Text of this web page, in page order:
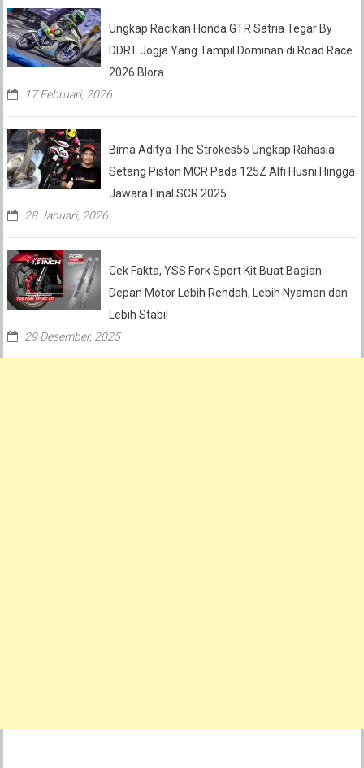
Ungkap Racikan Honda GTR Satria Tegar By
DDRT Jogja Yang Tampil Dominan di Road Race
2026 Blora
17 Februari, 2026
Bima Aditya The Strokes55 Ungkap Rahasia
Setang Piston MCR Pada 125Z Alfi Husni Hingga
Jawara Final SCR 2025
28 Januari, 2026
Cek Fakta, YSS Fork Sport Kit Buat Bagian
Depan Motor Lebih Rendah, Lebih Nyaman dan
Lebih Stabil
29 Desember, 2025